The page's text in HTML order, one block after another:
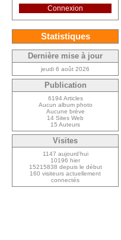
Connexion
Statistiques
Dernière mise à jour
jeudi 6 août 2026
Publication
6194 Articles
Aucun album photo
Aucune brève
14 Sites Web
15 Auteurs
Visites
1147 aujourd’hui
10196 hier
15215838 depuis le début
160 visiteurs actuellement
connectés